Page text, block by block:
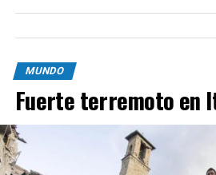
MUNDO
Fuerte terremoto en